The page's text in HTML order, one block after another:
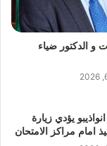
و الدكتور ضياء
يؤدي زيارة
امام مراكز الامتحان